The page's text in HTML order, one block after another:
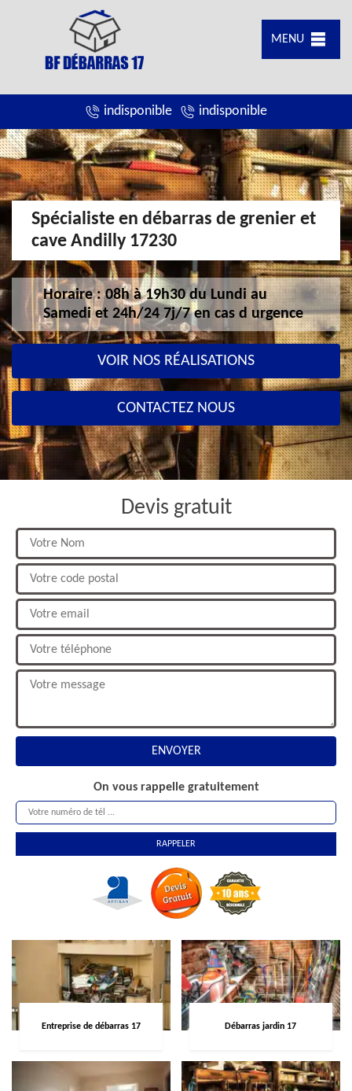
MENU
indisponible indisponible
Spécialiste en débarras de grenier et
cave Andilly 17230
Horaire : 08h à 19h30 du Lundi au
Samedi et 24h/24 7j/7 en cas d urgence
VOIR NOS RÉALISATIONS
CONTACTEZ NOUS
Devis gratuit
On vous rappelle gratuitement
Entreprise de débarras 17 Débarras jardin 17